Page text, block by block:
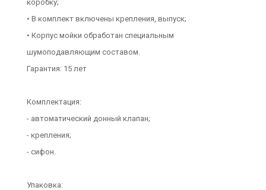
коробку;
• В комплект включены крепления, выпуск;
• Корпус мойки обработан специальным
шумоподавляющим составом.
Гарантия: 15 лет
Комплектация:
- автоматический донный клапан;
- крепления;
- сифон.
Упаковка: